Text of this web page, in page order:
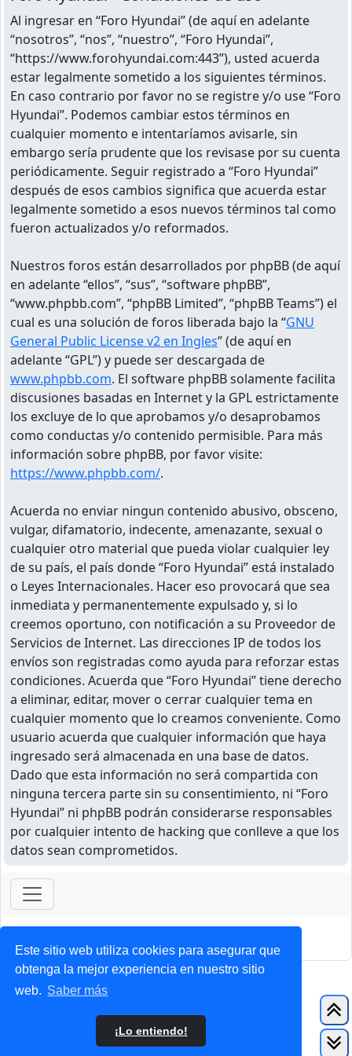
Este sitio web utiliza cookies para asegurar que
obtenga la mejor experiencia en nuestro sitio
web. Saber más
¡Lo entiendo!
Al ingresar en “Foro Hyundai” (de aquí en adelante
“nosotros”, “nos”, “nuestro”, “Foro Hyundai”,
“https://www.forohyundai.com:443”), usted acuerda
estar legalmente sometido a los siguientes términos.
En caso contrario por favor no se registre y/o use “Foro
Hyundai”. Podemos cambiar estos términos en
cualquier momento e intentaríamos avisarle, sin
embargo sería prudente que los revisase por su cuenta
periódicamente. Seguir registrado a “Foro Hyundai”
después de esos cambios significa que acuerda estar
legalmente sometido a esos nuevos términos tal como
fueron actualizados y/o reformados.
Nuestros foros están desarrollados por phpBB (de aquí
en adelante “ellos”, “sus”, “software phpBB”,
“www.phpbb.com”, “phpBB Limited”, “phpBB Teams”) el
cual es una solución de foros liberada bajo la “GNU
General Public License v2 en Ingles” (de aquí en
adelante “GPL”) y puede ser descargada de
www.phpbb.com. El software phpBB solamente facilita
discusiones basadas en Internet y la GPL estrictamente
los excluye de lo que aprobamos y/o desaprobamos
como conductas y/o contenido permisible. Para más
información sobre phpBB, por favor visite:
https://www.phpbb.com/.
Acuerda no enviar ningun contenido abusivo, obsceno,
vulgar, difamatorio, indecente, amenazante, sexual o
cualquier otro material que pueda violar cualquier ley
de su país, el país donde “Foro Hyundai” está instalado
o Leyes Internacionales. Hacer eso provocará que sea
inmediata y permanentemente expulsado y, si lo
creemos oportuno, con notificación a su Proveedor de
Servicios de Internet. Las direcciones IP de todos los
envíos son registradas como ayuda para reforzar estas
condiciones. Acuerda que “Foro Hyundai” tiene derecho
a eliminar, editar, mover o cerrar cualquier tema en
cualquier momento que lo creamos conveniente. Como
usuario acuerda que cualquier información que haya
ingresado será almacenada en una base de datos.
Dado que esta información no será compartida con
ninguna tercera parte sin su consentimiento, ni “Foro
Hyundai” ni phpBB podrán considerarse responsables
por cualquier intento de hacking que conlleve a que los
datos sean comprometidos.
ForoClub 2025
Privacidad| Condiciones